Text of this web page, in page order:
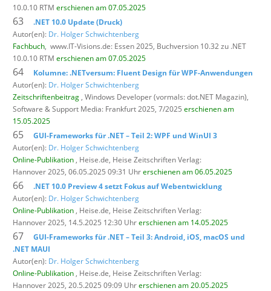
10.0.10 RTM erschienen am 07.05.2025
63
.NET 10.0 Update (Druck)
Autor(en): Dr. Holger Schwichtenberg
Fachbuch, www.IT-Visions.de: Essen 2025, Buchversion 10.32 zu .NET
10.0.10 RTM erschienen am 07.05.2025
64
Kolumne: .NETversum: Fluent Design für WPF-Anwendungen
Autor(en): Dr. Holger Schwichtenberg
Zeitschriftenbeitrag , Windows Developer (vormals: dot.NET Magazin),
Software & Support Media: Frankfurt 2025, 7/2025 erschienen am
15.05.2025
65
GUI-Frameworks für .NET – Teil 2: WPF und WinUI 3
Autor(en): Dr. Holger Schwichtenberg
Online-Publikation , Heise.de, Heise Zeitschriften Verlag:
Hannover 2025, 06.05.2025 09:31 Uhrerschienen am 06.05.2025
66
.NET 10.0 Preview 4 setzt Fokus auf Webentwicklung
Autor(en): Dr. Holger Schwichtenberg
Online-Publikation , Heise.de, Heise Zeitschriften Verlag:
Hannover 2025, 14.5.2025 12:30 Uhrerschienen am 14.05.2025
67
GUI-Frameworks für .NET – Teil 3: Android, iOS, macOS und
.NET MAUI
Autor(en): Dr. Holger Schwichtenberg
Online-Publikation , Heise.de, Heise Zeitschriften Verlag:
Hannover 2025, 20.5.2025 09:09 Uhrerschienen am 20.05.2025